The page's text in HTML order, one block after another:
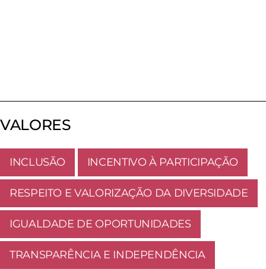
VALORES
INCLUSÃO INCENTIVO À PARTICIPAÇÃO
RESPEITO E VALORIZAÇÃO DA DIVERSIDADE
IGUALDADE DE OPORTUNIDADES
TRANSPARÊNCIA E INDEPENDÊNCIA